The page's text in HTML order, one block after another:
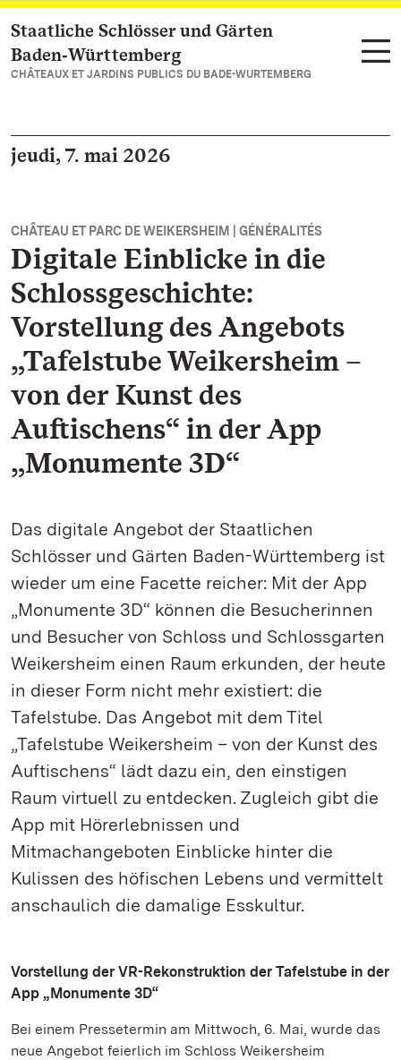
Vers la page d’accueil
Staatliche Schlösser und Gärten
Baden‑Württemberg
CHÂTEAUX ET JARDINS PUBLICS DU BADE-WURTEMBERG
jeudi, 7. mai 2026
CHÂTEAU ET PARC DE WEIKERSHEIM | GÉNÉRALITÉS
Digitale Einblicke in die
Schlossgeschichte:
Vorstellung des Angebots
„Tafelstube Weikersheim –
von der Kunst des
Auftischens“ in der App
„Monumente 3D“
Das digitale Angebot der Staatlichen
Schlösser und Gärten Baden-Württemberg ist
wieder um eine Facette reicher: Mit der App
„Monumente 3D“ können die Besucherinnen
und Besucher von Schloss und Schlossgarten
Weikersheim einen Raum erkunden, der heute
in dieser Form nicht mehr existiert: die
Tafelstube. Das Angebot mit dem Titel
„Tafelstube Weikersheim – von der Kunst des
Auftischens“ lädt dazu ein, den einstigen
Raum virtuell zu entdecken. Zugleich gibt die
App mit Hörerlebnissen und
Mitmachangeboten Einblicke hinter die
Kulissen des höfischen Lebens und vermittelt
anschaulich die damalige Esskultur.
Vorstellung der VR-Rekonstruktion der Tafelstube in der
App „Monumente 3D“
Bei einem Pressetermin am Mittwoch, 6. Mai, wurde das
neue Angebot feierlich im Schloss Weikersheim